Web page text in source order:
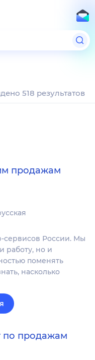
518 результатов
продажам
сервисов России. Мы
работу, но и
поменять
насколько
по продажам